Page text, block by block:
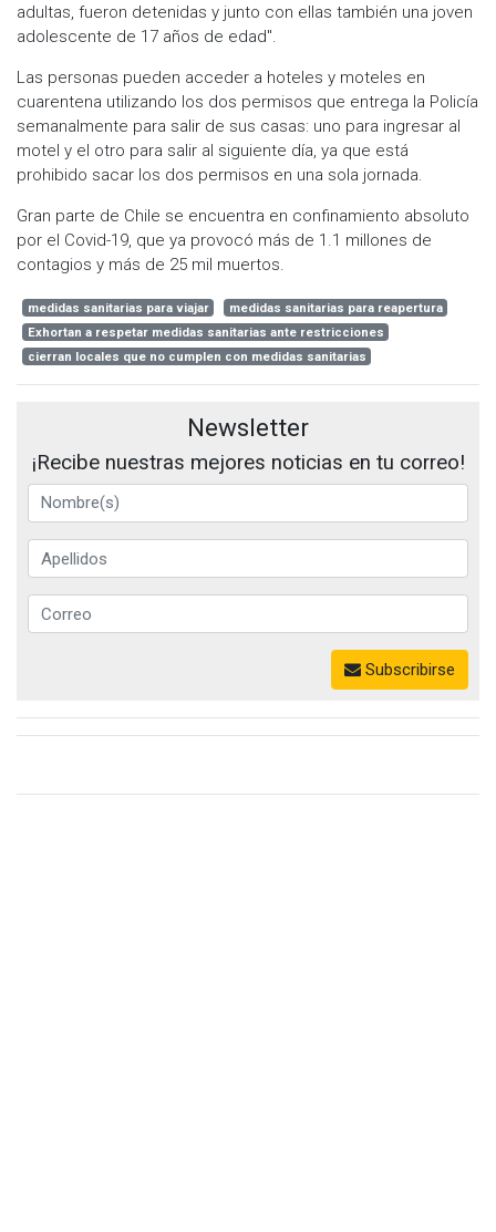
adultas, fueron detenidas y junto con ellas también una joven
adolescente de 17 años de edad".
Las personas pueden acceder a hoteles y moteles en
cuarentena utilizando los dos permisos que entrega la Policía
semanalmente para salir de sus casas: uno para ingresar al
motel y el otro para salir al siguiente día, ya que está
prohibido sacar los dos permisos en una sola jornada.
Gran parte de Chile se encuentra en confinamiento absoluto
por el Covid-19, que ya provocó más de 1.1 millones de
contagios y más de 25 mil muertos.
medidas sanitarias para viajar
medidas sanitarias para reapertura
Exhortan a respetar medidas sanitarias ante restricciones
cierran locales que no cumplen con medidas sanitarias
Newsletter
¡Recibe nuestras mejores noticias en tu correo!
Subscribirse